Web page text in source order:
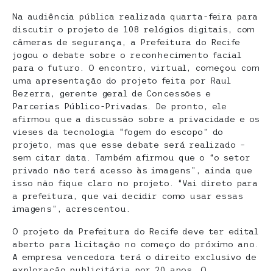
Na audiência pública realizada quarta-feira para
discutir o projeto de 108 relógios digitais, com
câmeras de segurança, a Prefeitura do Recife
jogou o debate sobre o reconhecimento facial
para o futuro. O encontro, virtual, começou com
uma apresentação do projeto feita por Raul
Bezerra, gerente geral de Concessões e
Parcerias Público-Privadas. De pronto, ele
afirmou que a discussão sobre a privacidade e os
vieses da tecnologia “fogem do escopo” do
projeto, mas que esse debate será realizado –
sem citar data. Também afirmou que o “o setor
privado não terá acesso às imagens”, ainda que
isso não fique claro no projeto. “Vai direto para
a prefeitura, que vai decidir como usar essas
imagens”, acrescentou.
O projeto da Prefeitura do Recife deve ter edital
aberto para licitação no começo do próximo ano.
A empresa vencedora terá o direito exclusivo de